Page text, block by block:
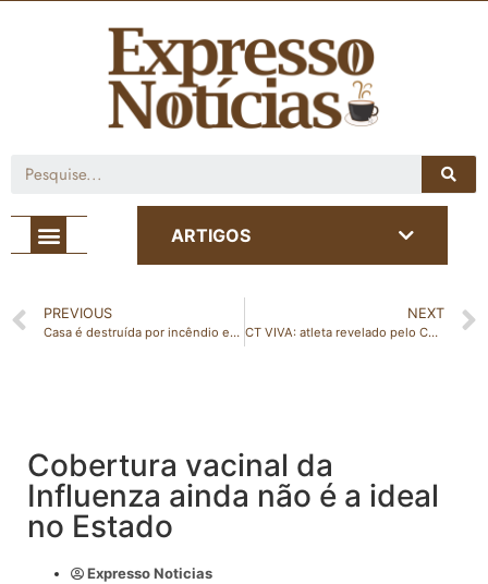
ARTIGOS
PREVIOUS
Casa é destruída por incêndio em Nova Venécia; mulher precisou ser socorrida
NEXT
CT VIVA: atleta revelado pelo CT participa de evento esportivo em São Paulo
Cobertura vacinal da
Influenza ainda não é a ideal
no Estado
Expresso Noticias